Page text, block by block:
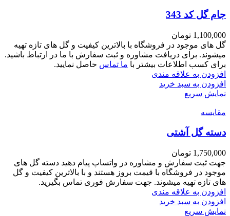
جام گل کد 343
1,100,000 تومان
گل های موجود در فروشگاه با بالاترین کیفیت و گل های تازه تهیه
میشوند. برای دریافت مشاوره و ثبت سفارش با ما در ارتباط باشید.
برای کسب اطلاعات بیشتر با ما تماس حاصل نمایید.
افزودن به علاقه مندی
افزودن به سبد خرید
نمایش سریع
مقايسه
دسته گل آشتی
1,750,000 تومان
جهت ثبت سفارش و مشاوره در واتساپ پیام دهید دسته گل های
موجود در فروشگاه با قیمت بروز هستند و با بالاترین کیفیت و گل
های تازه تهیه میشوند. جهت سفارش فوری تماس بگیرید.
افزودن به علاقه مندی
افزودن به سبد خرید
نمایش سریع